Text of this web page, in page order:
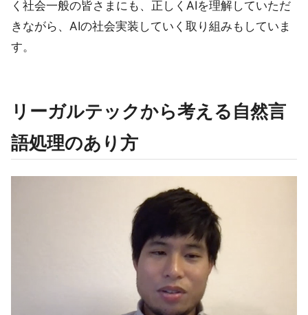
く社会一般の皆さまにも、正しくAIを理解していただ
きながら、AIの社会実装していく取り組みもしていま
す。
リーガルテックから考える自然言
語処理のあり方